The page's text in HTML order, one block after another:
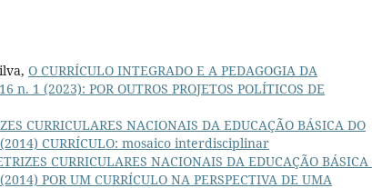
O CURRÍCULO INTEGRADO E A PEDAGOGIA DA
1 (2023): POR OUTROS PROJETOS POLÍTICOS DE
CURRICULARES NACIONAIS DA EDUCAÇÃO BÁSICA DO
CURRÍCULO: mosaico interdisciplinar
CURRICULARES NACIONAIS DA EDUCAÇÃO BÁSICA
POR UM CURRÍCULO NA PERSPECTIVA DE UMA